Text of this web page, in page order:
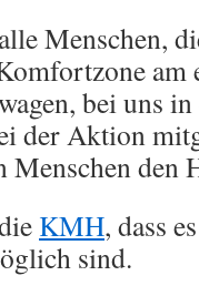
Menschen,
am
bei uns
der Aktion
Menschen den
KMH, dass
sind.